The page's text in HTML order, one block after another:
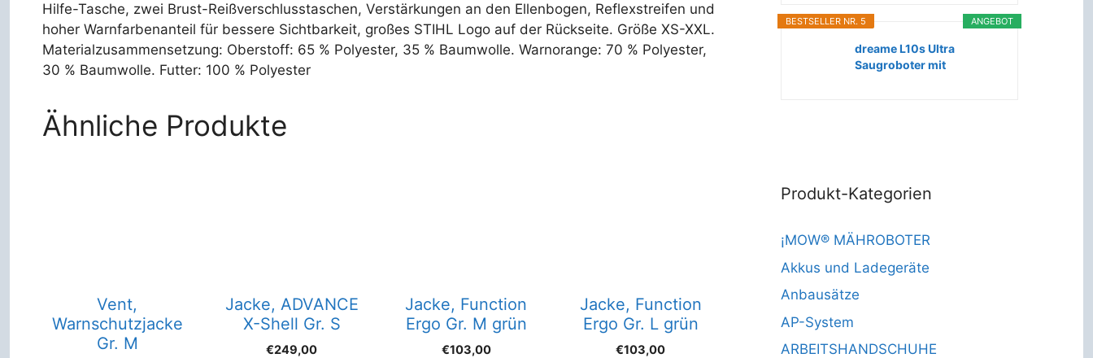
Hilfe-Tasche, zwei Brust-Reißverschlusstaschen, Verstärkungen an den Ellenbogen, Reflexstreifen und
hoher Warnfarbenanteil für bessere Sichtbarkeit, großes STIHL Logo auf der Rückseite. Größe XS-XXL.
Materialzusammensetzung: Oberstoff: 65 % Polyester, 35 % Baumwolle. Warnorange: 70 % Polyester,
30 % Baumwolle. Futter: 100 % Polyester
Ähnliche Produkte
Vent,
Warnschutzjacke
Gr. M
Jacke, ADVANCE
X-Shell Gr. S
€249,00
Jacke, Function
Ergo Gr. M grün
€103,00
Jacke, Function
Ergo Gr. L grün
€103,00
ANGEBOT
BESTSELLER NR. 5
dreame L10s Ultra
Saugroboter mit
Produkt-Kategorien
¡MOW® MÄHROBOTER
Akkus und Ladegeräte
Anbausätze
AP-System
ARBEITSHANDSCHUHE